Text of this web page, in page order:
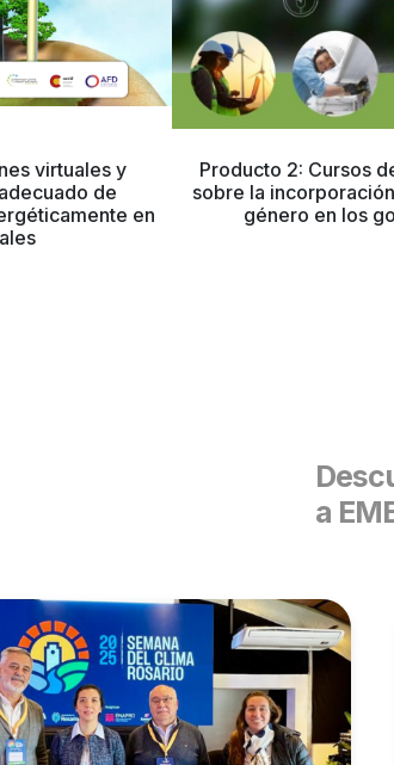
virtuales y
de
en
Producto 2: Cursos
sobre la
género en los
a